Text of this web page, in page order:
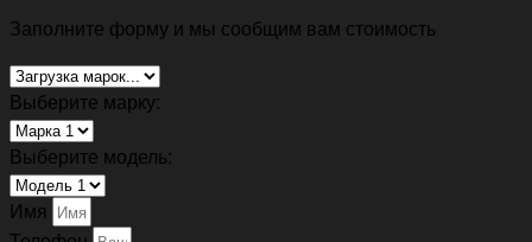
Заполните форму и мы сообщим вам стоимость
Выберите марку:
Выберите модель:
Имя